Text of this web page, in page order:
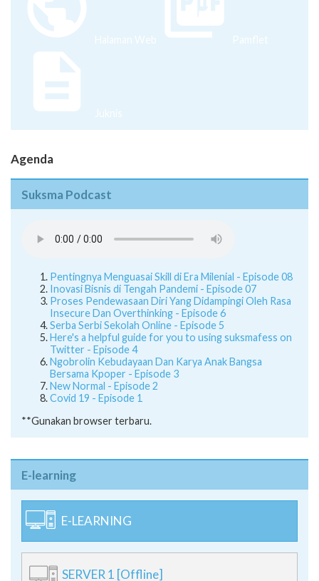
Halaman Web Pamflet
Juknis
Agenda
Suksma Podcast
Pentingnya Menguasai Skill di Era Milenial - Episode 08
Inovasi Bisnis di Tengah Pandemi - Episode 07
Proses Pendewasaan Diri Yang Didampingi Oleh Rasa
Insecure Dan Overthinking - Episode 6
Serba Serbi Sekolah Online - Episode 5
Here's a helpful guide for you to using suksmafess on
Twitter - Episode 4
Ngobrolin Kebudayaan Dan Karya Anak Bangsa
Bersama Kpoper - Episode 3
New Normal - Episode 2
Covid 19 - Episode 1
**Gunakan browser terbaru.
E-learning
E-LEARNING
SERVER 1 [Offline]